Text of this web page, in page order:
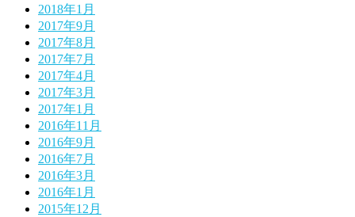
2018年1月
2017年9月
2017年8月
2017年7月
2017年4月
2017年3月
2017年1月
2016年11月
2016年9月
2016年7月
2016年3月
2016年1月
2015年12月